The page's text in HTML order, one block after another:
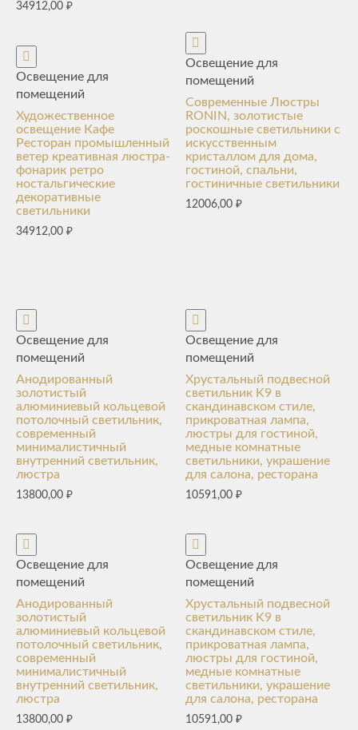
34912,00 ₽
Освещение для
помещений
Художественное
освещение Кафе
Ресторан промышленный
ветер креативная люстра-
фонарик ретро
ностальгические
декоративные
светильники
34912,00 ₽
Освещение для
помещений
Современные Люстры
RONIN, золотистые
роскошные светильники с
искусственным
кристаллом для дома,
гостиной, спальни,
гостиничные светильники
12006,00₽
Освещение для
помещений
Анодированный
золотистый
алюминиевый кольцевой
потолочный светильник,
современный
минималистичный
внутренний светильник,
люстра
13800,00 ₽
Освещение для
помещений
Анодированный
золотистый
алюминиевый кольцевой
потолочный светильник,
современный
минималистичный
внутренний светильник,
люстра
13800,00 ₽
Освещение для
помещений
Хрустальный подвесной
светильник K9 в
скандинавском стиле,
прикроватная лампа,
люстры для гостиной,
медные комнатные
светильники, украшение
для салона, ресторана
10591,00₽
Освещение для
помещений
Хрустальный подвесной
светильник K9 в
скандинавском стиле,
прикроватная лампа,
люстры для гостиной,
медные комнатные
светильники, украшение
для салона, ресторана
10591,00₽